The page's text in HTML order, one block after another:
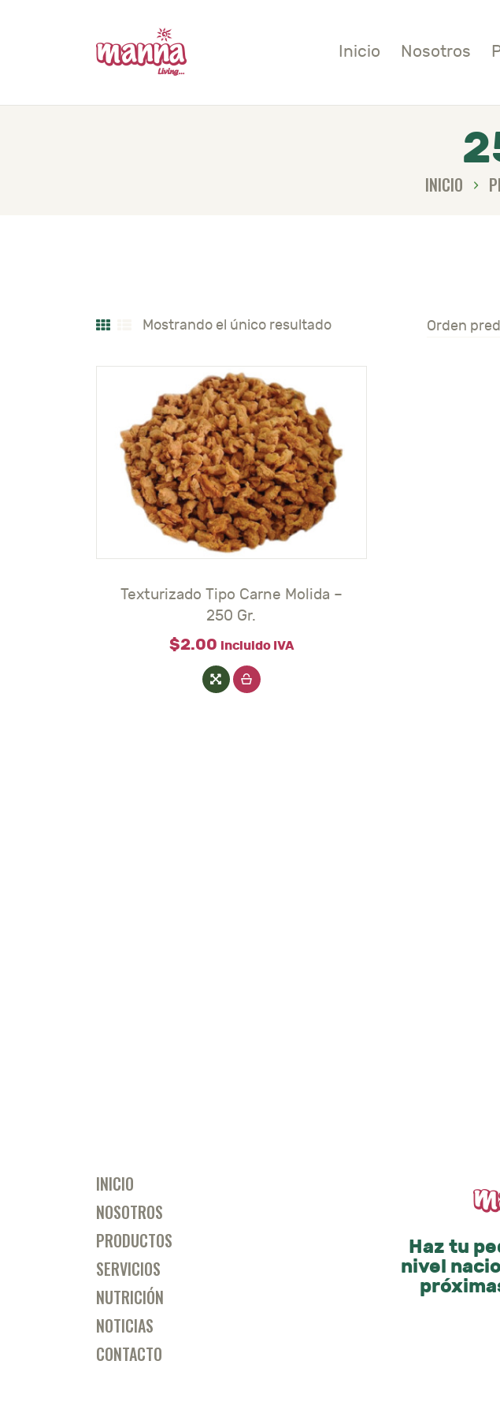
Inicio Nosotros
INICIO
SERVICIOS
Mostrando el único resultado
Texturizado Tipo Carne Molida –
250 Gr.
$2.00 incluido IVA
INICIO
NOSOTROS
PRODUCTOS
SERVICIOS
NUTRICIÓN
NOTICIAS
CONTACTO
Haz tu
nivel